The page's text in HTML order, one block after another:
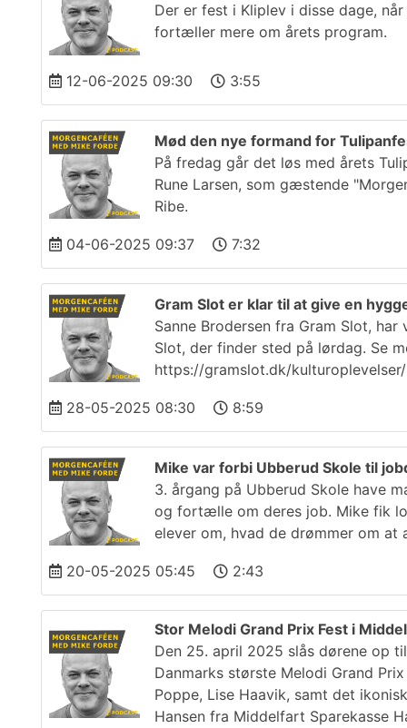
Der er fest i Kliplev i disse dage,
fortæller mere om årets program.
12-06-2025 09:30 3:55
Mød den nye formand for
På fredag går det løs med årets
Rune Larsen, som gæstende
Ribe.
04-06-2025 09:37 7:32
Gram Slot er klar til at give en
Sanne Brodersen fra Gram Slot,
Slot, der finder sted på lørdag. Se
https://gramslot.dk/
28-05-2025 08:30 8:59
Mike var forbi Ubberud Skole til
3. årgang på Ubberud Skole have
og fortælle om deres job. Mike fik
elever om, hvad de drømmer om at
20-05-2025 05:45 2:43
Stor Melodi Grand Prix Fest i
Den 25. april 2025 slås dørene op
Danmarks største Melodi Grand
Poppe, Lise Haavik, samt det
Hansen fra Middelfart Sparekasse